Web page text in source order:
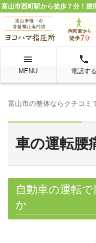
menu
MENU
local_phone
電話する
富山市の整体ならクチコミ
車の運転腰
自動車の運転
か